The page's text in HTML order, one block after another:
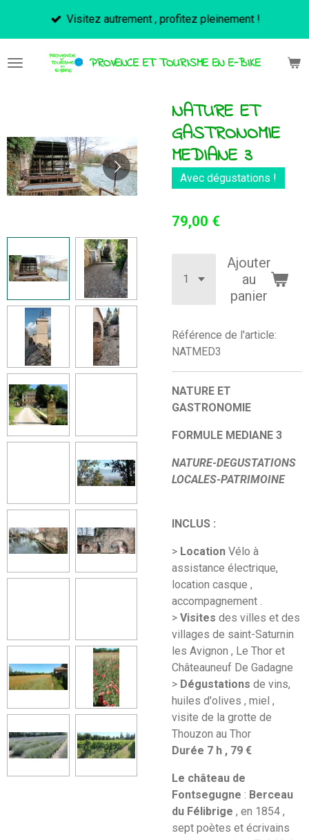
principal
PROVENCE ET TOURISME EN E-BIKE
Visitez autrement , profitez pleinement !
NATURE ET
GASTRONOMIE
MEDIANE 3
Avec dégustations !
79,00 €
Ajouter
au
panier
Référence de l'article:
NATMED3
NATURE ET
GASTRONOMIE
FORMULE MEDIANE 3
NATURE-DEGUSTATIONS
LOCALES-PATRIMOINE
INCLUS :
> Location Vélo à
assistance électrique,
location casque ,
accompagnement .
> Visites des villes et des
villages de saint-Saturnin
les Avignon , Le Thor et
Châteauneuf De Gadagne
> Dégustations de vins,
huiles d'olives , miel ,
visite de la grotte de
Thouzon au Thor
Durée 7 h , 79 €
Le château de
Fontsegugne : Berceau
du Félibrige , en 1854 ,
sept poètes et écrivains